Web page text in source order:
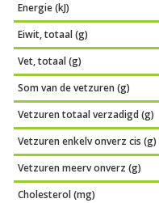
Energie (kJ)
Eiwit, totaal (g)
Vet, totaal (g)
Som van de vetzuren (g)
Vetzuren totaal verzadigd (g)
Vetzuren enkelv onverz cis (g)
Vetzuren meerv onverz (g)
Cholesterol (mg)